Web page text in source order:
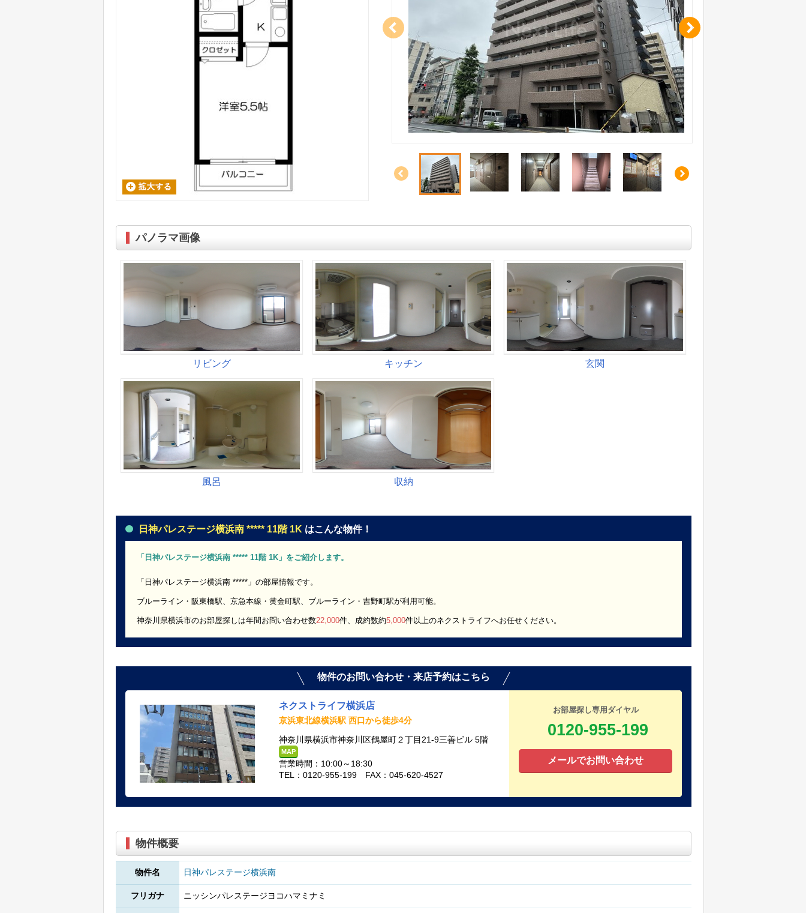
パノラマ画像
日神パレステージ横浜南 ***** 11階 1K はこんな物件！
「日神パレステージ横浜南 ***** 11階 1K」をご紹介します。
「日神パレステージ横浜南 *****」の部屋情報です。
ブルーライン・阪東橋駅、京急本線・黄金町駅、ブルーライン・吉野町駅が利用可能。
神奈川県横浜市のお部屋探しは年間お問い合わせ数22,000件、成約数約5,000件以上のネクストライフへお任せください。
物件のお問い合わせ・来店予約はこちら
ネクストライフ横浜店
京浜東北線横浜駅 西口から徒歩4分
神奈川県横浜市神奈川区鶴屋町２丁目21-9三善ビル 5階
MAP
営業時間：10:00～18:30
TEL：0120-955-199 FAX：045-620-4527
お部屋探し専用ダイヤル
0120-955-199
メールでお問い合わせ
物件概要
物件名 日神パレステージ横浜南
フリガナ ニッシンパレステージヨコハマミナミ